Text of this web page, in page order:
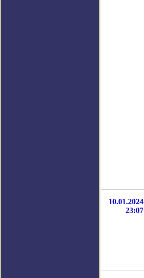
10.01.2024
23:07